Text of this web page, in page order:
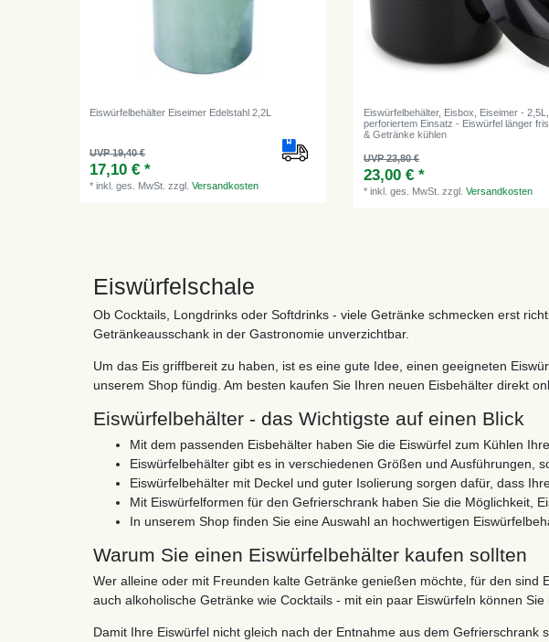
Eiswürfelbehälter Eiseimer Edelstahl 2,2L
UVP 19,40 €
17,10 € *
*inkl. ges. MwSt. zzgl.Versandkosten
Eiswürfelbehälter, Eisbox, Eiseimer -
perforiertem Einsatz - Eiswürfel länger
& Getränke kühlen
UVP 23,80 €
23,00 € *
*inkl. ges. MwSt. zzgl.Versandkosten
Eiswürfelschale
Ob Cocktails, Longdrinks oder Softdrinks - viele Getränke schmecken erst
Getränkeausschank in der Gastronomie unverzichtbar.
Um das Eis griffbereit zu haben, ist es eine gute Idee, einen geeigneten
unserem Shop fündig. Am besten kaufen Sie Ihren neuen Eisbehälter direkt
Eiswürfelbehälter - das Wichtigste auf einen Blick
Mit dem passenden Eisbehälter haben Sie die Eiswürfel zum Kühlen
Eiswürfelbehälter gibt es in verschiedenen Größen und Ausführungen,
Eiswürfelbehälter mit Deckel und guter Isolierung sorgen dafür, dass
Mit Eiswürfelformen für den Gefrierschrank haben Sie die Möglichkeit,
In unserem Shop finden Sie eine Auswahl an hochwertigen
Warum Sie einen Eiswürfelbehälter kaufen sollten
Wer alleine oder mit Freunden kalte Getränke genießen möchte, für den
auch alkoholische Getränke wie Cocktails - mit ein paar Eiswürfeln können
Damit Ihre Eiswürfel nicht gleich nach der Entnahme aus dem